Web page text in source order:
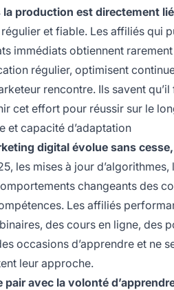
la production est directement
et fiable. Les affiliés qui
immédiats obtiennent
régulier, optimisent
rencontre. Ils savent
cet effort pour réussir sur le
et capacité d’adaptation
digital évolue sans
les mises à jour
changeants des
Les affiliés
des cours en ligne, des
occasions d’apprendre et ne
leur approche.
pair avec la volonté